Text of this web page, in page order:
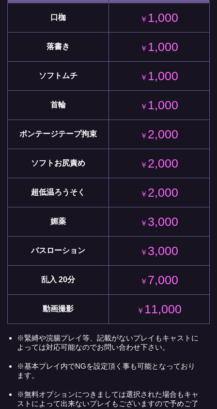
口枷 ￥ 1,000
落書き ￥ 1,000
ソフトムチ ￥ 1,000
首輪 ￥ 1,000
ボンテージテープ拘束 ￥ 2,000
ソフトお尻責め ￥ 2,000
超低温ろうそく ￥ 2,000
媚薬 ￥ 3,000
バスローション ￥ 3,000
乱入 20分 ￥ 7,000
動画撮影 ￥ 11,000
※緊縛や浣腸プレイ等、記載がないプレイもキャストに
よっては対応可能なのでお問い合わせ下さい。
※基本プレイ内でNGを設定頂く事も可能となっており
ます。
※無料オプションにつきましては選択された場合もキャ
ストによって出来ないプレイもございますので予めご了